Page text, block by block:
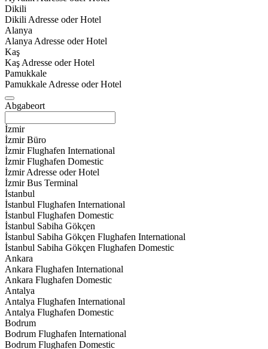
Dikili
Dikili Adresse oder Hotel
Alanya
Alanya Adresse oder Hotel
Kaş
Kaş Adresse oder Hotel
Pamukkale
Pamukkale Adresse oder Hotel
Abgabeort
İzmir
İzmir Büro
İzmir Flughafen International
İzmir Flughafen Domestic
İzmir Adresse oder Hotel
İzmir Bus Terminal
İstanbul
İstanbul Flughafen International
İstanbul Flughafen Domestic
İstanbul Sabiha Gökçen
İstanbul Sabiha Gökçen Flughafen International
İstanbul Sabiha Gökçen Flughafen Domestic
Ankara
Ankara Flughafen International
Ankara Flughafen Domestic
Antalya
Antalya Flughafen International
Antalya Flughafen Domestic
Bodrum
Bodrum Flughafen International
Bodrum Flughafen Domestic